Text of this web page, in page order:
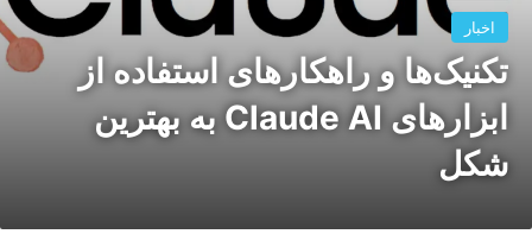
اخبار
تکنیک‌ها و راهکارهای استفاده از
ابزارهای Claude AI به بهترین
شکل